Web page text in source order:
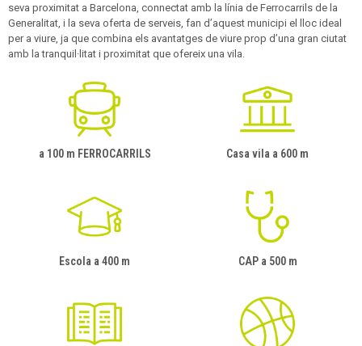
seva proximitat a Barcelona, connectat amb la línia de Ferrocarrils de la
Generalitat, i la seva oferta de serveis, fan d’aquest municipi el lloc ideal
per a viure, ja que combina els avantatges de viure prop d’una gran ciutat
amb la tranquil·litat i proximitat que ofereix una vila.
a 100 m FERROCARRILS Casa vila a 600 m
Escola a 400 m CAP a 500 m